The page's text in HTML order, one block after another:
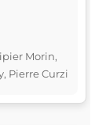
Morin,
Pierre Curzi